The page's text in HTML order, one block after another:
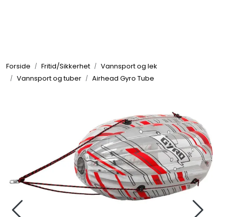
Forside Fritid/Sikkerhet
Vannsport og lek
Vannsport og tuber
Airhead Gyro Tube
Elektrisk
VVS
Motor/Styring